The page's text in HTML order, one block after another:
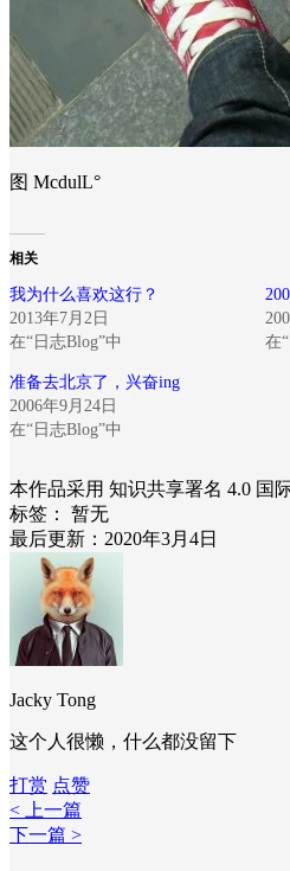
图 McdulL°
相关
我为什么喜欢这行？
2013年7月2日
在“日志Blog”中
在
准备去北京了，兴奋ing
2006年9月24日
在“日志Blog”中
本作品采用 知识共享署名 4.0 国
标签：
暂无
最后更新：2020年3月4日
Jacky Tong
这个人很懒，什么都没留下
打赏 点赞
< 上一篇
下一篇 >